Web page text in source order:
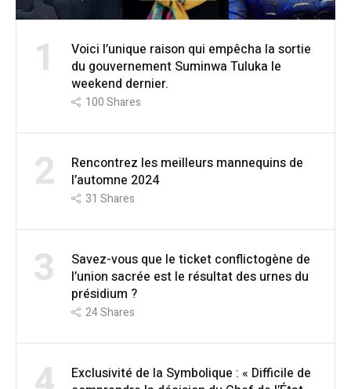
1
Voici l’unique raison qui empêcha la sortie
du gouvernement Suminwa Tuluka le
weekend dernier.
100Shares
2
Rencontrez les meilleurs mannequins de
l’automne 2024
31 Shares
3
Savez-vous que le ticket conflictogène de
l’union sacrée est le résultat des urnes du
présidium ?
24Shares
Exclusivité de la Symbolique : « Difficile de